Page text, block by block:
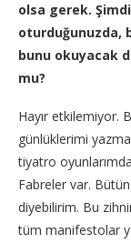
olsa gerek. Şimdi
oturduğunuzda,
bunu okuyacak
mu?
Hayır etkilemiyor.
günlüklerimi
tiyatro
Fabreler var.
diyebilirim. Bu
tüm manifestolar